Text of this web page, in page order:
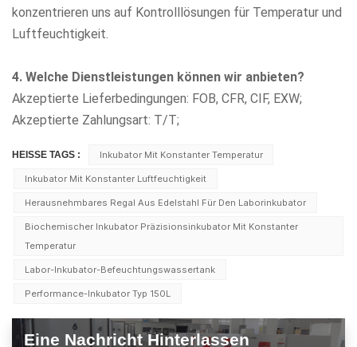
konzentrieren uns auf Kontrolllösungen für Temperatur und
Luftfeuchtigkeit.
4. Welche Dienstleistungen können wir anbieten?
Akzeptierte Lieferbedingungen: FOB, CFR, CIF, EXW;
Akzeptierte Zahlungsart: T/T;
HEISSE TAGS : Inkubator Mit Konstanter Temperatur
Inkubator Mit Konstanter Luftfeuchtigkeit
Herausnehmbares Regal Aus Edelstahl Für Den Laborinkubator
Biochemischer Inkubator Präzisionsinkubator Mit Konstanter
Temperatur
Labor-Inkubator-Befeuchtungswassertank
Performance-Inkubator Typ 150L
Eine Nachricht Hinterlassen